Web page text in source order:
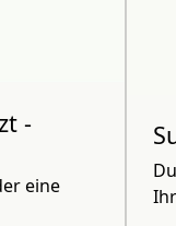
-
eine